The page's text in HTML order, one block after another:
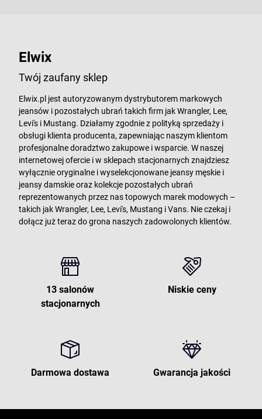
Elwix
Twój zaufany sklep
Elwix.pl jest autoryzowanym dystrybutorem markowych
jeansów i pozostałych ubrań takich firm jak Wrangler, Lee,
Levi's i Mustang. Działamy zgodnie z polityką sprzedaży i
obsługi klienta producenta, zapewniając naszym klientom
profesjonalne doradztwo zakupowe i wsparcie. W naszej
internetowej ofercie i w sklepach stacjonarnych znajdziesz
wyłącznie oryginalne i wyselekcjonowane jeansy męskie i
jeansy damskie oraz kolekcje pozostałych ubrań
reprezentowanych przez nas topowych marek modowych –
takich jak Wrangler, Lee, Levi's, Mustang i Vans. Nie czekaj i
dołącz już teraz do grona naszych zadowolonych klientów.
13 salonów
stacjonarnych
Niskie ceny
Darmowa dostawa Gwarancja jakości